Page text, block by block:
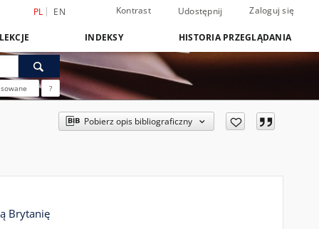
PL EN Kontrast Udostępnij Zaloguj się
INDEKSY HISTORIA PRZEGLĄDANIA
?
Pobierz opis bibliograficzny
Brytanię